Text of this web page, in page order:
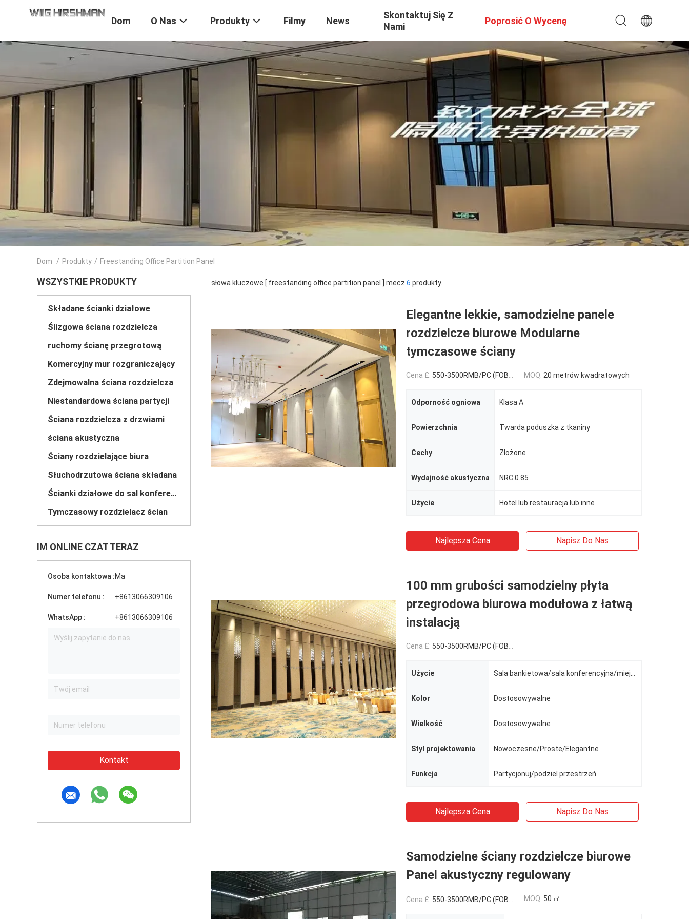
Dom O Nas Produkty Filmy News
Skontaktuj Się Z
Nami
Poprosić O Wycenę
Dom / Produkty / Freestanding Office Partition Panel
WSZYSTKIE PRODUKTY
Składane ścianki działowe
Ślizgowa ściana rozdzielcza
ruchomy ścianę przegrotową
Komercyjny mur rozgraniczający
Zdejmowalna ściana rozdzielcza
Niestandardowa ściana partycji
Ściana rozdzielcza z drzwiami
ściana akustyczna
Ściany rozdzielające biura
Słuchodrzutowa ściana składana
Ścianki działowe do sal konferencyjnych
Tymczasowy rozdzielacz ścian
IM ONLINE CZAT TERAZ
Osoba kontaktowa :Ma
Numer telefonu : +8613066309106
WhatsApp : +8613066309106
Kontakt
słowa kluczowe [ freestanding office partition panel ] mecz 6 produkty.
Elegantne lekkie, samodzielne panele
rozdzielcze biurowe Modularne
tymczasowe ściany
Cena £: 550-3500RMB/PC (FOB) Tax Not Included MOQ: 20 metrów kwadratowych
Odporność ogniowa Klasa A
Powierzchnia Twarda poduszka z tkaniny
Cechy Złożone
Wydajność akustyczna NRC 0.85
Użycie Hotel lub restauracja lub inne
Najlepsza Cena Napisz Do Nas
100 mm grubości samodzielny płyta
przegrodowa biurowa modułowa z łatwą
instalacją
Cena £: 550-3500RMB/PC (FOB) Tax Not Included
Użycie
Kolor Dostosowywalne
Wielkość Dostosowywalne
Styl projektowania Nowoczesne/Proste/Elegantne
Funkcja Partycjonuj/podziel przestrzeń
Najlepsza Cena Napisz Do Nas
Samodzielne ściany rozdzielcze biurowe
Panel akustyczny regulowany
Cena £: 550-3500RMB/PC (FOB) Tax Not Included MOQ: 50 ㎡